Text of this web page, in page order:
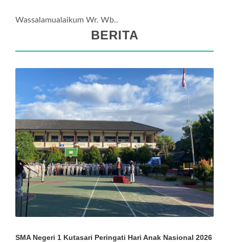
Wassalamualaikum Wr. Wb..
BERITA
SMA Negeri 1 Kutasari Peringati Hari Anak Nasional 2026